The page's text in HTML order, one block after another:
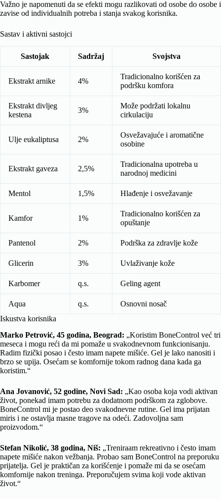
Važno je napomenuti da se efekti mogu razlikovati od osobe do osobe i
zavise od individualnih potreba i stanja svakog korisnika.
Sastav i aktivni sastojci
Sastojak Sadržaj Svojstva
Ekstrakt arnike 4%
Tradicionalno korišćen za
podršku komfora
Ekstrakt divljeg
kestena
3%
Može podržati lokalnu
cirkulaciju
Ulje eukaliptusa 2%
Osvežavajuće i aromatične
osobine
Ekstrakt gaveza 2,5%
Tradicionalna upotreba u
narodnoj medicini
Mentol 1,5% Hlađenje i osvežavanje
Kamfor 1%
Tradicionalno korišćen za
opuštanje
Pantenol 2% Podrška za zdravlje kože
Glicerin 3% Uvlaživanje kože
Karbomer q.s. Geling agent
Aqua q.s.
Osnovni nosač
Iskustva korisnika
Marko Petrović, 45 godina, Beograd: „Koristim BoneControl već tri
meseca i mogu reći da mi pomaže u svakodnevnom funkcionisanju.
Radim fizički posao i često imam napete mišiće. Gel je lako nanositi i
brzo se upija. Osećam se komfornije tokom radnog dana kada ga
koristim.“
Ana Jovanović, 52 godine, Novi Sad: „Kao osoba koja vodi aktivan
život, ponekad imam potrebu za dodatnom podrškom za zglobove.
BoneControl mi je postao deo svakodnevne rutine. Gel ima prijatan
miris i ne ostavlja masne tragove na odeći. Zadovoljna sam
proizvodom.“
Stefan Nikolić, 38 godina, Niš: „Treniraam rekreativno i često imam
napete mišiće nakon vežbanja. Probao sam BoneControl na preporuku
prijatelja. Gel je praktičan za korišćenje i pomaže mi da se osećam
komfornije nakon treninga. Preporučujem svima koji vode aktivan
život.“